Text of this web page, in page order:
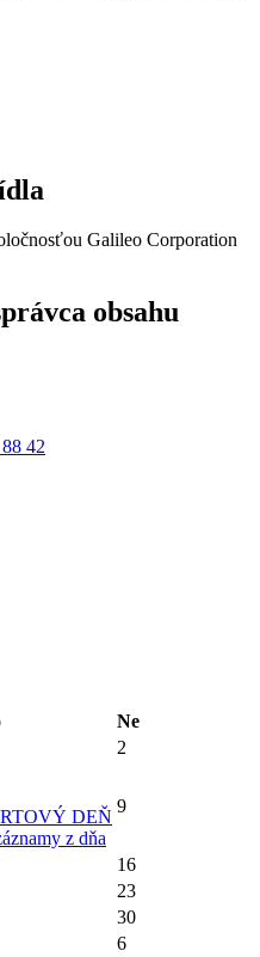
Galileo Corporation
obsahu
42
Ne
2
DEŇ
z dňa
9
16
23
30
6